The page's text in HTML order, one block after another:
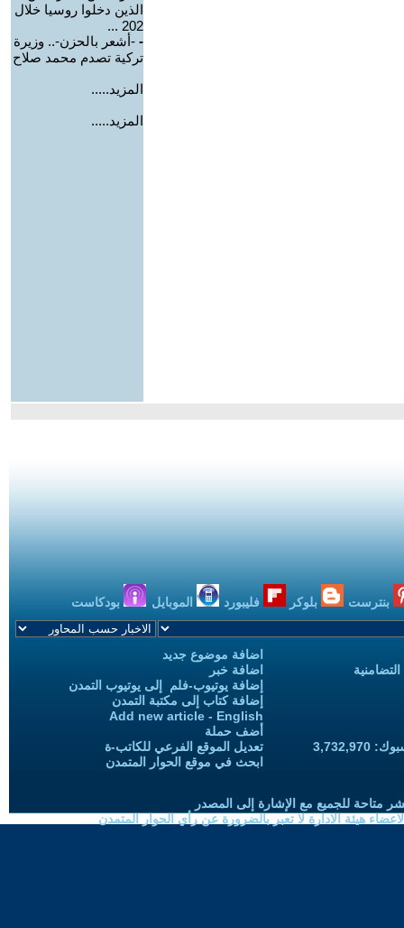
الذين دخلوا روسيا خلال
202 ...
- -أشعر بالحزن-.. وزيرة
تركية تصدم محمد صلاح
المزيد.....
المزيد.....
بنترست بلوكر فليبورد الموبايل بودكاست
اضافة موضوع جديد
اضافة خبر
إضافة يوتيوب-فلم إلى يوتيوب التمدن
إضافة كتاب إلى مكتبة التمدن
Add new article - English
أضف حملة
تعديل الموقع الفرعي للكاتب-ة
ابحث في موقع الحوار المتمدن
متاحة للجميع مع الإشارة إلى المصدر
هيئة الادارة لا تعبر بالضرورة عن رأي الحوار المتمدن